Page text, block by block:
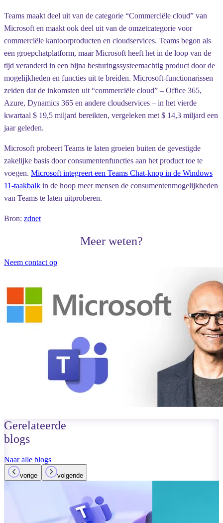
Teams maakt deel uit van de categorie “Commerciële cloud” van
Microsoft en maakt ook deel uit van de omzetcategorie voor
commerciële kantoorproducten en cloudservices. Teams begon als
een groepchatplatform, maar Microsoft heeft het in de loop van de
tijd veranderd in een bijna besturingssysteemachtig product door de
mogelijkheden en functies uit te breiden. Microsoft-functionarissen
zeiden dat de inkomsten uit “commerciële cloud” – Office 365,
Azure, Dynamics 365 en andere cloudservices – in het vierde
kwartaal $ 19,5 miljard bereikten, vergeleken met $ 14,3 miljard een
jaar geleden.
Microsoft probeert Teams te laten groeien buiten de gevestigde
zakelijke basis door consumentenfuncties aan het product toe te
voegen. Microsoft integreert een Teams Chat-knop in de Windows
11-taakbalk in de hoop meer mensen de consumentenmogelijkheden
van Teams te laten uitproberen.
Bron: zdnet
Meer weten?
Neem contact op
Gerelateerde
blogs
Naar alle blogs
vorige volgende